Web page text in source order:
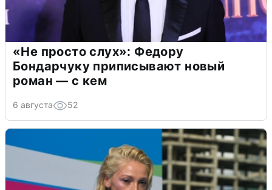
«Не просто слух»: Федору
Бондарчуку приписывают новый
роман — с кем
6 августа 52